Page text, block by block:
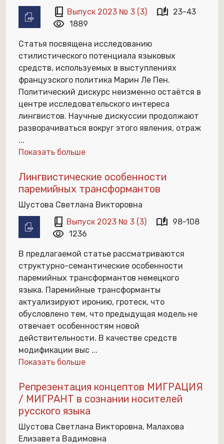
book_2 Выпуск 2023 № 3 (3) auto_stories 23-43
visibility 1889
Статья посвящена исследованию
стилистического потенциала языковых
средств, используемых в выступлениях
французского политика Марин Ле Пен.
Политический дискурс неизменно остаётся в
центре исследовательского интереса
лингвистов. Научные дискуссии продолжают
разворачиваться вокруг этого явления, отраж
...
Показать больше
Лингвистические особенности
паремийных трансформантов
Шустова Светлана Викторовна
book_2 Выпуск 2023 № 3 (3) auto_stories 98-108
visibility 1236
В предлагаемой статье рассматриваются
структурно-семантические особенности
паремийных трансформантов немецкого
языка. Паремийные трансформанты
актуализируют иронию, гротеск, что
обусловлено тем, что предыдущая модель не
отвечает особенностям новой
действительности. В качестве средств
модификации выс ...
Показать больше
Репрезентация концептов МИГРАЦИЯ
/ МИГРАНТ в сознании носителей
русского языка
Шустова Светлана Викторовна, Малахова
Елизавета Вадимовна